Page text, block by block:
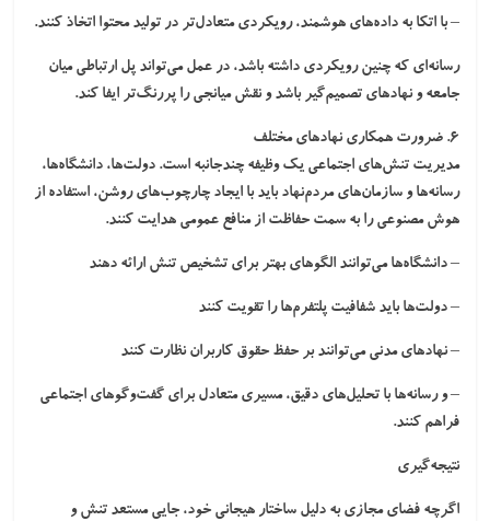
– با اتکا به داده‌های هوشمند، رویکردی متعادل‌تر در تولید محتوا اتخاذ کنند.
رسانه‌ای که چنین رویکردی داشته باشد، در عمل می‌تواند پل ارتباطی میان
جامعه و نهادهای تصمیم‌گیر باشد و نقش میانجی را پررنگ‌تر ایفا کند.
۶. ضرورت همکاری نهادهای مختلف
مدیریت تنش‌های اجتماعی یک وظیفه چندجانبه است. دولت‌ها، دانشگاه‌ها،
رسانه‌ها و سازمان‌های مردم‌نهاد باید با ایجاد چارچوب‌های روشن، استفاده از
هوش مصنوعی را به سمت حفاظت از منافع عمومی هدایت کنند.
– دانشگاه‌ها می‌توانند الگوهای بهتر برای تشخیص تنش ارائه دهند
– دولت‌ها باید شفافیت پلتفرم‌ها را تقویت کنند
– نهادهای مدنی می‌توانند بر حفظ حقوق کاربران نظارت کنند
– و رسانه‌ها با تحلیل‌های دقیق، مسیری متعادل برای گفت‌وگوهای اجتماعی
فراهم کنند.
نتیجه‌گیری
اگرچه فضای مجازی به دلیل ساختار هیجانی خود، جایی مستعد تنش و